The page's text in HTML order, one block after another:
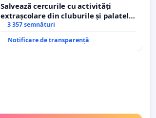
Salvează cercurile cu activități
extrașcolare din cluburile și palatele
copiilor
3 357 semnături
Notificare de transparență